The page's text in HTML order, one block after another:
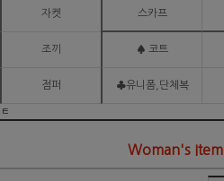
자켓 스카프
조끼 ♠ 코트
점퍼 ♣유니폼,단체복
ㅌ
Woman's Item